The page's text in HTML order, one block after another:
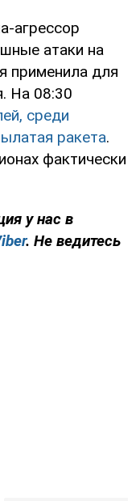
агрессор
атаки на
применила для
На 08:30
среди
ракета.
фактически
у нас в
. Не ведитесь